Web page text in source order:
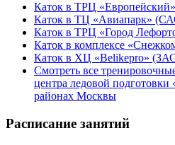
Каток в ТРЦ
Каток в ТЦ «Авиапарк»
Каток в ТРЦ «Город
Каток в комплексе
Каток в ХЦ «Belikepro»
Смотреть все
центра ледовой
районах Москвы
Расписание занятий